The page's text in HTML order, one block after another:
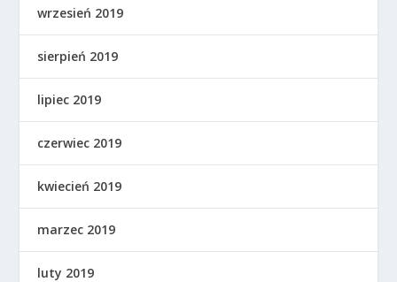
wrzesień 2019
sierpień 2019
lipiec 2019
czerwiec 2019
kwiecień 2019
marzec 2019
luty 2019